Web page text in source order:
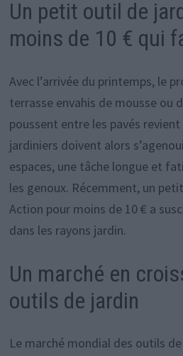
Un petit outil de
moins de 10 € qui
Avec l’arrivée du printemps, le
terrasse envahis de mousse ou
poussent entre les pavés
jardiniers doivent alors
espaces, une tâche longue et
les genoux. Récemment, un
Action pour moins de 10 € a
dans les rayons jardin.
Un marché en
outils de jardin
Le marché mondial des outils